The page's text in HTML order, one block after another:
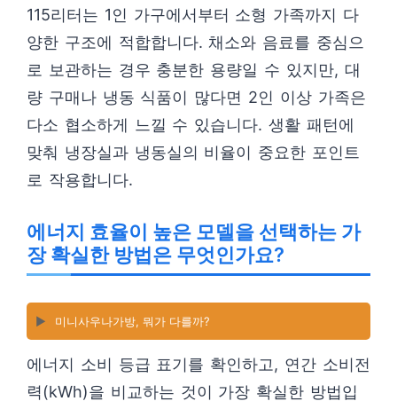
115리터는 1인 가구에서부터 소형 가족까지 다
양한 구조에 적합합니다. 채소와 음료를 중심으
로 보관하는 경우 충분한 용량일 수 있지만, 대
량 구매나 냉동 식품이 많다면 2인 이상 가족은
다소 협소하게 느낄 수 있습니다. 생활 패턴에
맞춰 냉장실과 냉동실의 비율이 중요한 포인트
로 작용합니다.
에너지 효율이 높은 모델을 선택하는 가
장 확실한 방법은 무엇인가요?
▶️ 미니사우나가방, 뭐가 다를까?
에너지 소비 등급 표기를 확인하고, 연간 소비전
력(kWh)을 비교하는 것이 가장 확실한 방법입